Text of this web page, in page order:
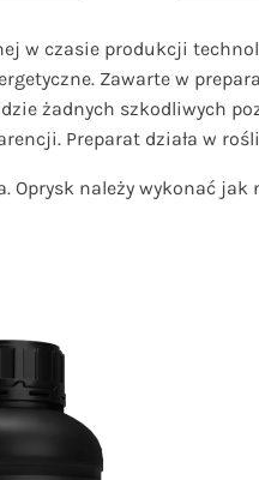
w czasie produkcji
Zawarte w
żadnych szkodliwych
Preparat działa w
Oprysk należy wykonać